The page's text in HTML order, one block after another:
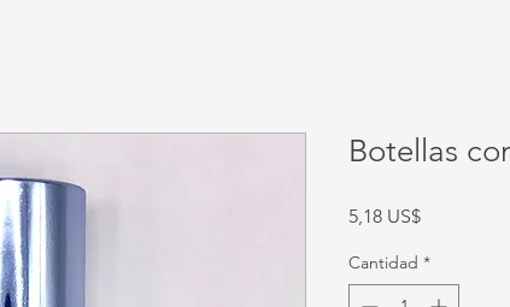
Botellas
5,18 US$Precio
Cantidad *